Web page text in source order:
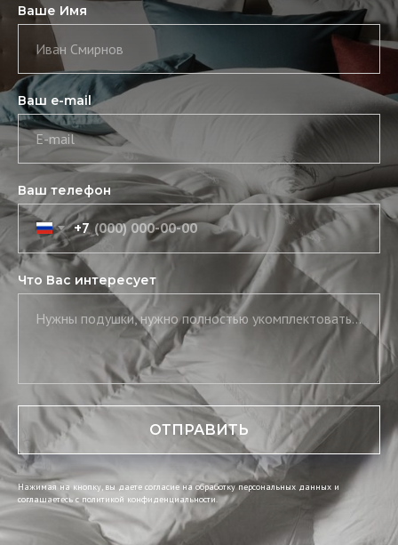
Ваше Имя
Иван Смирнов
Ваш e-mail
E-mail
Ваш телефон
+7
Что Вас интересует
Нужны подушки, нужно полностью укомплектовать постель, нужны скатерть и салфетки
ОТПРАВИТЬ
Нажимая на кнопку, вы даете согласие на обработку персональных данных и
соглашаетесь c политикой конфиденциальности.